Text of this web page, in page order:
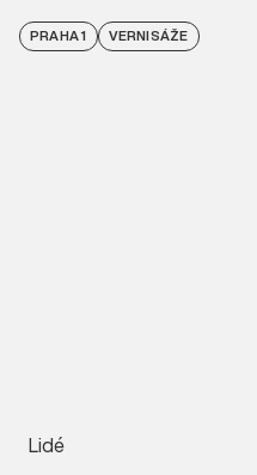
PRAHA 1 VERNISÁŽE
Lidé